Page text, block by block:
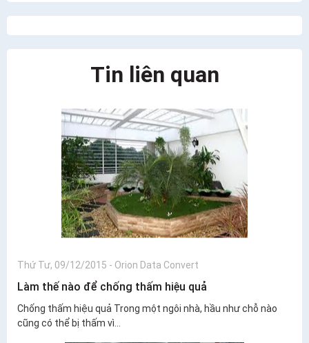
Tin liên quan
Thứ Tư, 09/12/2015 - Orion Data Convert
Làm thế nào để chống thấm hiệu quả
Chống thấm hiệu quả Trong một ngôi nhà, hầu như chỗ nào
cũng có thể bị thấm vì...